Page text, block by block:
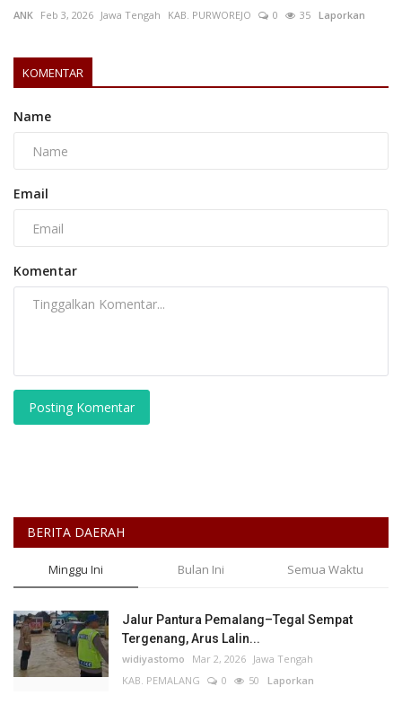
ANK Feb 3, 2026 Jawa Tengah KAB. PURWOREJO 0 35 Laporkan
KOMENTAR
Name
Email
Komentar
Posting Komentar
BERITA DAERAH
Minggu Ini Bulan Ini Semua Waktu
Jalur Pantura Pemalang–Tegal Sempat
Tergenang, Arus Lalin...
widiyastomo Mar 2, 2026 Jawa Tengah
KAB. PEMALANG
0 50 Laporkan